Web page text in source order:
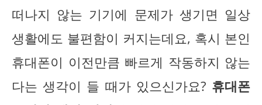
떠나지 않는 기기에 문제가 생기면 일상
생활에도 불편함이 커지는데요, 혹시 본인
휴대폰이 이전만큼 빠르게 작동하지 않는
다는 생각이 들 때가 있으신가요? 휴대폰